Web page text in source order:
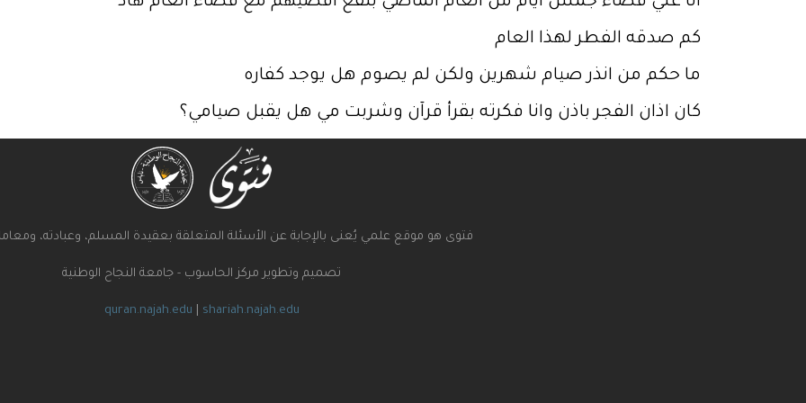
كم صدقه الفطر لهذا العام
ما حكم من انذر صيام شهرين ولكن لم يصوم هل يوجد كفاره
كان اذان الفجر باذن وانا فكرته بقرأ قرآن وشربت مي هل يقبل صيامي؟
فتوى هو موقع علمي يُعنى بالإجابة عن الأسئلة المتعلقة بعقيدة المسلم، وعبادته،
تصميم وتطوير مركز الحاسوب - جامعة النجاح الوطنية
quran.najah.edu shariah.najah.edu